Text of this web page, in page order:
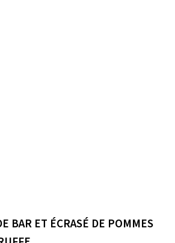
BAR ET ÉCRASÉ DE POMMES